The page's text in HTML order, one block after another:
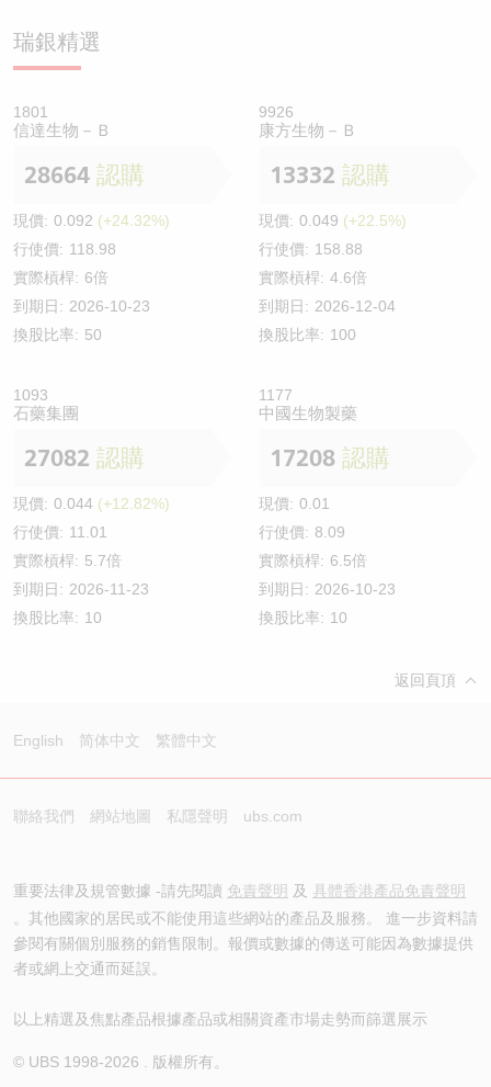
瑞銀精選
1801
信達生物－Ｂ
28664 認購
現價: 0.092 (+24.32%)
行使價: 118.98
實際槓桿: 6倍
到期日: 2026-10-23
換股比率: 50
9926
康方生物－Ｂ
13332 認購
現價: 0.049 (+22.5%)
行使價: 158.88
實際槓桿: 4.6倍
到期日: 2026-12-04
換股比率: 100
1093
石藥集團
27082 認購
現價: 0.044 (+12.82%)
行使價: 11.01
實際槓桿: 5.7倍
到期日: 2026-11-23
換股比率: 10
1177
中國生物製藥
17208 認購
現價: 0.01
行使價: 8.09
實際槓桿: 6.5倍
到期日: 2026-10-23
換股比率: 10
返回頁頂
English 简体中文 繁體中文
聯絡我們 網站地圖 私隱聲明 ubs.com
重要法律及規管數據 -請先閱讀 免責聲明 及 具體香港產品免責聲明
。其他國家的居民或不能使用這些網站的產品及服務。 進一步資料請
參閱有關個別服務的銷售限制。報價或數據的傳送可能因為數據提供
者或網上交通而延誤。
以上精選及焦點產品根據產品或相關資產市場走勢而篩選展示
© UBS 1998-2026 . 版權所有。